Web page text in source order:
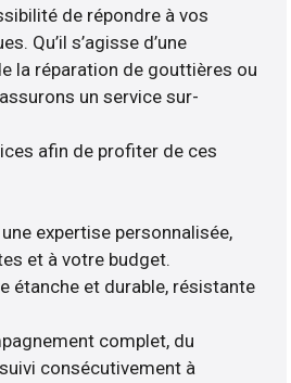
de répondre à vos
Qu’il s’agisse d’une
la réparation de gouttières ou
un service sur-
afin de profiter de ces
expertise personnalisée,
et à votre budget.
étanche et durable, résistante
complet, du
consécutivement à